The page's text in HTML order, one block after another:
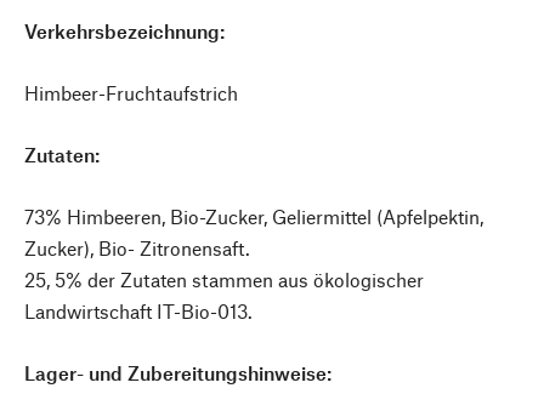
Verkehrsbezeichnung:
Himbeer-Fruchtaufstrich
Zutaten:
73% Himbeeren, Bio-Zucker, Geliermittel (Apfelpektin,
Zucker), Bio- Zitronensaft.
25, 5% der Zutaten stammen aus ökologischer
Landwirtschaft IT-Bio-013.
Lager- und Zubereitungshinweise: